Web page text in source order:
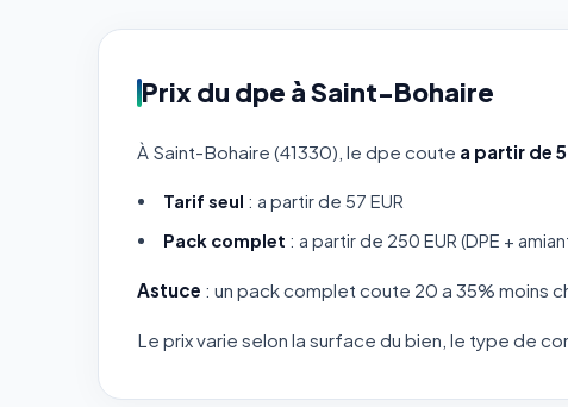
Prix du dpe à Saint-Bohaire
À Saint-Bohaire (41330), le dpe coute a partir de
Tarif seul : a partir de 57 EUR
Pack complet : a partir de 250 EUR (DPE +
Astuce : un pack complet coute 20 a 35% moins
Le prix varie selon la surface du bien, le type de